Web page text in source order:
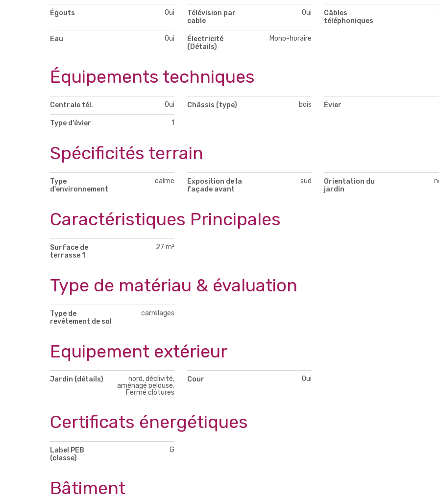
Égouts Oui
Télévision par
cable
Oui
Câbles
téléphoniques
Eau Oui
Électricité
(Détails)
Mono-horaire
Équipements techniques
Centrale tél. Oui Châssis (type) bois Évier
Type d'évier 1
Spécificités terrain
Type
d'environnement
calme
Exposition de la
façade avant
sud
Orientation du
jardin
Caractéristiques Principales
Surface de
terrasse 1
27 m²
Type de matériau & évaluation
Type de
revêtement de sol
carrelages
Equipement extérieur
Jardin (détails)
nord, déclivité,
aménagé pelouse,
Fermé clôtures
Cour Oui
Certificats énergétiques
Label PEB
(classe)
G
Bâtiment